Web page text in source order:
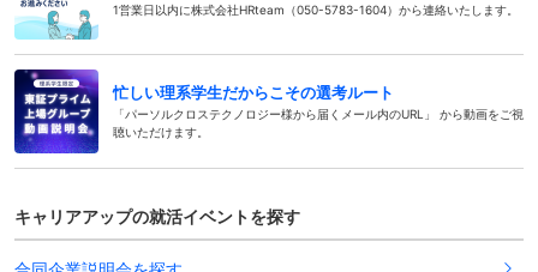
1営業日以内に株式会社HRteam（050-5783-1604）から連絡いたします。
忙しい理系学生だからこその選考ルート
「パーソルクロステクノロジー様から届くメール内のURL」 から動画をご視
聴いただけます。
キャリアアップの就活イベントを探す